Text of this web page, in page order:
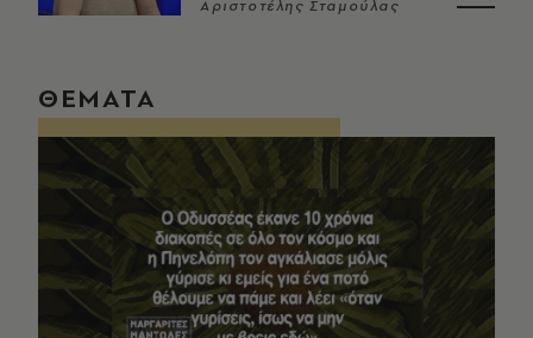
Αριστοτέλης Σταμούλας
ΘΕΜΑΤΑ